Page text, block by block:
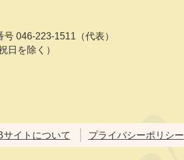
号 046-223-1511（代表）
を除く）
サイトについて プライバシーポリシー